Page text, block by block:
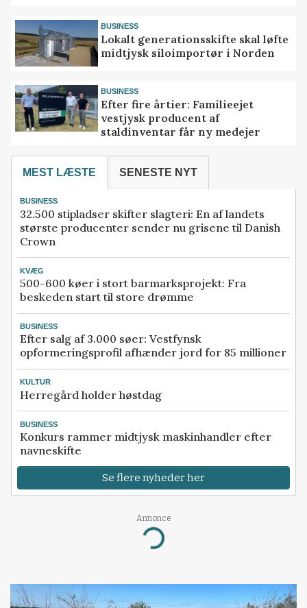
BUSINESS
Lokalt generationsskifte skal løfte
midtjysk siloimportør i Norden
BUSINESS
Efter fire årtier: Familieejet
vestjysk producent af
staldinventar får ny medejer
MEST LÆSTE SENESTE NYT
BUSINESS
32.500 stipladser skifter slagteri: En af landets
største producenter sender nu grisene til Danish
Crown
KVÆG
500-600 køer i stort barmarksprojekt: Fra
beskeden start til store drømme
BUSINESS
Efter salg af 3.000 søer: Vestfynsk
opformeringsprofil afhænder jord for 85 millioner
KULTUR
Herregård holder høstdag
BUSINESS
Konkurs rammer midtjysk maskinhandler efter
navneskifte
Se flere nyheder her
Annonce
Loading...